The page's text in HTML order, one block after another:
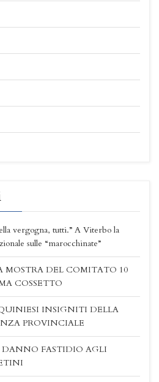
vergogna, tutti.” A Viterbo la
sulle “marocchinate”
MOSTRA DEL COMITATO 10
COSSETTO
INSIGNITI DELLA
PROVINCIALE
DANNO FASTIDIO AGLI